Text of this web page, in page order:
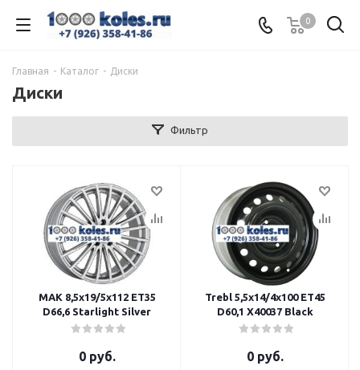
0
Главная - Каталог - Диски
Диски
Фильтр
MAK 8,5x19/5x112 ET35
D66,6 Starlight Silver
0 руб.
Trebl 5,5x14/4x100 ET45
D60,1 X40037 Black
0 руб.